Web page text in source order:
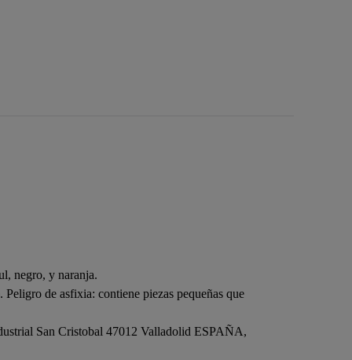
negro, y naranja.
de asfixia: contiene piezas pequeñas que
San Cristobal 47012 Valladolid ESPAÑA,